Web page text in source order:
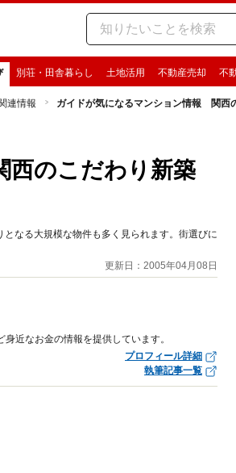
別荘・田舎暮らし 土地活用 不動産売却 不
連情報 ガイドが気になるマンション情報 関西
のこだわり新築
なる大規模な物件も多く見られます。街選びに
更新日：2005年04月08日
近なお金の情報を提供しています。
プロフィール詳細
執筆記事一覧